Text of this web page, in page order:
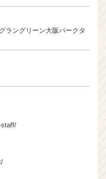
ングリーン大阪パークタ
staff/